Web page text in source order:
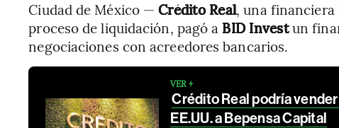
Ciudad de México —Crédito Real, una financiera
proceso de liquidación, pagó a BID Investun
negociaciones con acreedores bancarios.
VER +
Crédito Real podría
EE.UU. a Bepensa Capital